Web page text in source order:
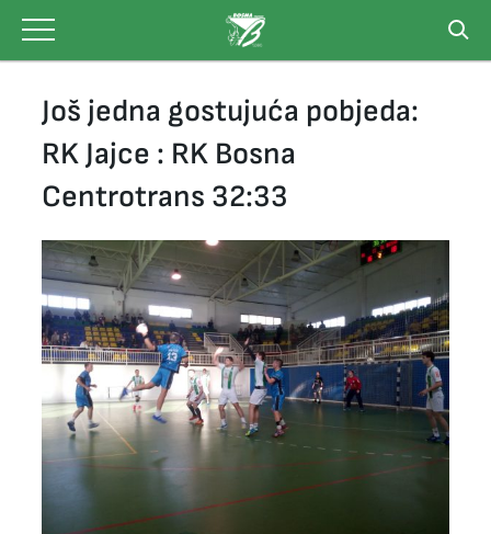
content
Još jedna gostujuća pobjeda:
RK Jajce : RK Bosna
Centrotrans 32:33